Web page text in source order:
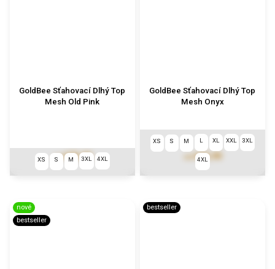
GoldBee Sťahovací Dlhý Top
Mesh Old Pink
od€73,90
XS S M 3XL 4XL
GoldBee Sťahovací Dlhý Top
Mesh Onyx
€73,90
XS S M L XL XXL 3XL
4XL
nové
bestseller
bestseller